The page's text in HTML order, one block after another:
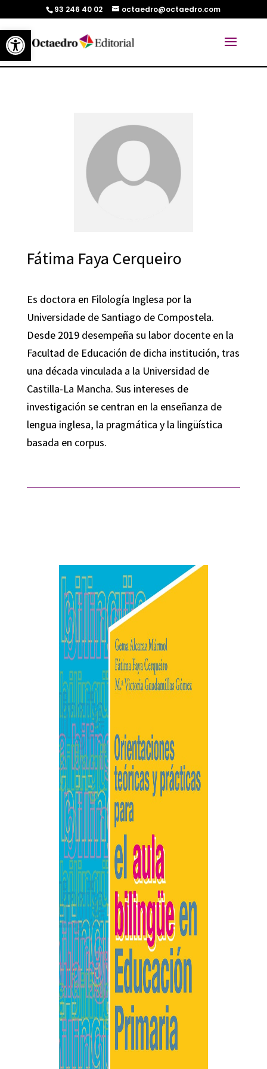
Abrir barra de herramientas
93 246 40 02 octaedro@octaedro.com
Fátima Faya Cerqueiro
Es doctora en Filología Inglesa por la
Universidade de Santiago de Compostela.
Desde 2019 desempeña su labor docente en la
Facultad de Educación de dicha institución, tras
una década vinculada a la Universidad de
Castilla-La Mancha. Sus intereses de
investigación se centran en la enseñanza de
lengua inglesa, la pragmática y la lingüística
basada en corpus.